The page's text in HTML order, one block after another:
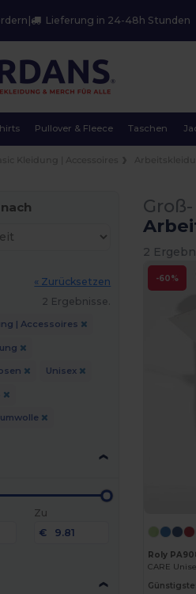
Lieferung in 24-48h Stunden
Pullover & Fleece Taschen
« Zurücksetzen
2 Ergebnisse.
| Accessoires
Unisex
Zu
€
2
-60%
Roly
CARE
Günstigste: